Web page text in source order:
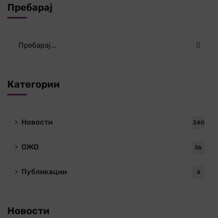
Пребарај
Категории
Новости 340
ОЖО 56
Публикации 4
Новости